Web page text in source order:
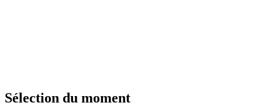
Sélection du moment